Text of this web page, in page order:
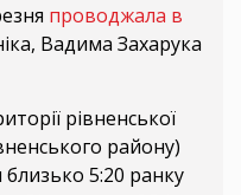
проводжала в
Вадима Захарука
рівненської
району)
близько 5:20 ранку